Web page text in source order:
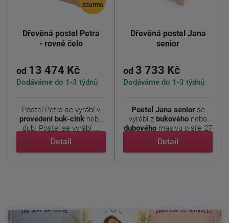
zdarma
Dřevěná postel Petra
- rovné čelo
od 13 474 Kč
Dodáváme do 1-3 týdnů
Postel Petra se vyrábí v
provedení buk-cink nebo
dub. Postel se vyrábí ...
Detail
Dřevěná postel Jana
senior
od 3 733 Kč
Dodáváme do 1-3 týdnů
Postel Jana senior se
vyrábí z bukového nebo
dubového masivu o síle 27
...
Detail